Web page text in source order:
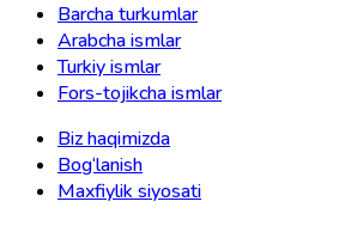
Barcha turkumlar
Arabcha ismlar
Turkiy ismlar
Fors-tojikcha ismlar
Biz haqimizda
Bog‘lanish
Maxfiylik siyosati